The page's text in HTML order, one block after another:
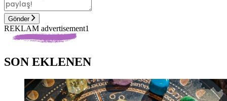
Gönder
REKLAM advertisement1
SON EKLENEN